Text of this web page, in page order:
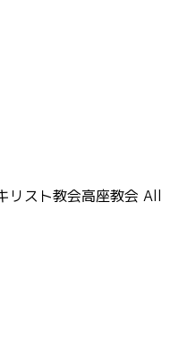
スト教会高座教会 All